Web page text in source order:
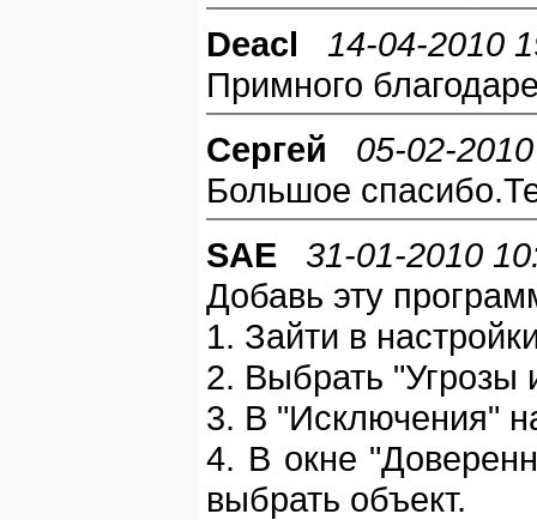
Deacl 14-04-2010
Примного
Сергей 05-02-
Большое
SAE 31-01-2010
Добавь эту
1. Зайти в
2. Выбрать "Угрозы
3. В "Исключения"
4. В окне
выбрать объект.